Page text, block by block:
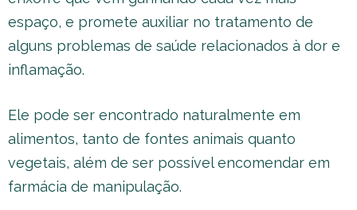
espaço, e promete auxiliar no tratamento de
alguns problemas de saúde relacionados à dor e
inflamação.
Ele pode ser encontrado naturalmente em
alimentos, tanto de fontes animais quanto
vegetais, além de ser possível encomendar em
farmácia de manipulação.